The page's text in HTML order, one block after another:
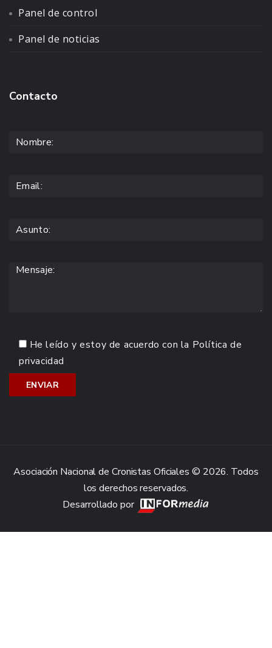
Panel de control
Panel de noticias
Contacto
He leído y estoy de acuerdo con la Política de
privacidad
Asociación Nacional de Cronistas Oficiales © 2026. Todos
los derechos reservados.
Desarrollado por